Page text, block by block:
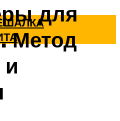
для
Метод